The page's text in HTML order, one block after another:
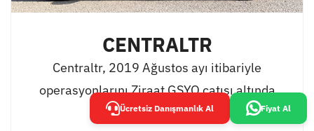
CENTRALTR
Centraltr, 2019 Ağustos ayı itibariyle
operasyonlarını Ziraat GSYO çatısı altında
[...]
Ücretsiz Danışmanlık Al Fiyat Al